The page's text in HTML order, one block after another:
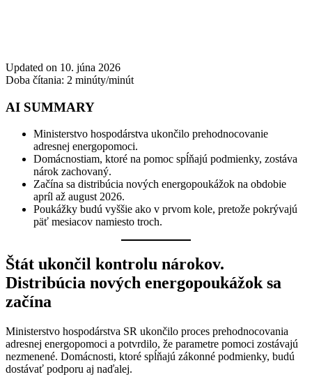
Updated on 10. júna 2026
Doba čítania: 2 minúty/minút
AI SUMMARY
Ministerstvo hospodárstva ukončilo prehodnocovanie
adresnej energopomoci.
Domácnostiam, ktoré na pomoc spĺňajú podmienky, zostáva
nárok zachovaný.
Začína sa distribúcia nových energopoukážok na obdobie
apríl až august 2026.
Poukážky budú vyššie ako v prvom kole, pretože pokrývajú
päť mesiacov namiesto troch.
Štát ukončil kontrolu nárokov.
Distribúcia nových energopoukážok sa
začína
Ministerstvo hospodárstva SR ukončilo proces prehodnocovania
adresnej energopomoci a potvrdilo, že parametre pomoci zostávajú
nezmenené. Domácnosti, ktoré spĺňajú zákonné podmienky, budú
dostávať podporu aj naďalej.